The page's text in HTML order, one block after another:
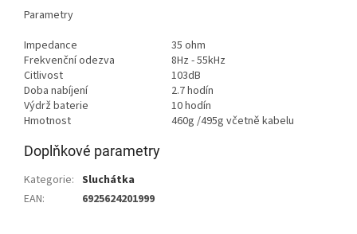
Parametry
Impedance
35 ohm
Frekvenční odezva
8Hz - 55kHz
Citlivost
103dB
Doba nabíjení
2.7 hodín
Výdrž baterie
10 hodín
Hmotnost
460g /495g včetně kabelu
Doplňkové parametry
Kategorie: Sluchátka
EAN: 6925624201999